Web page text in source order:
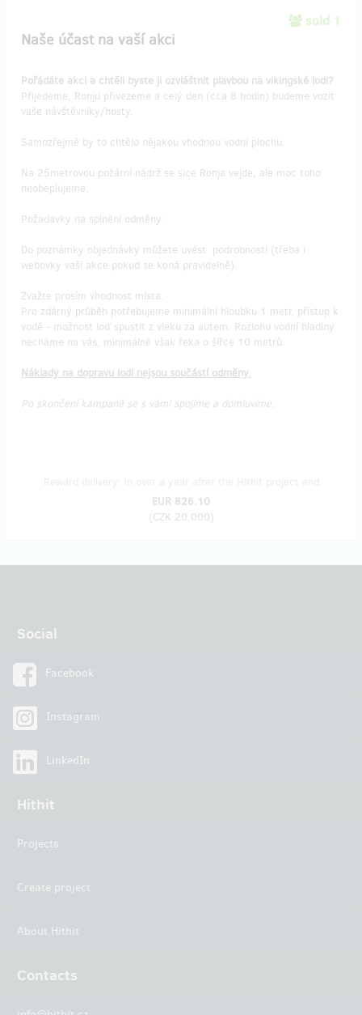
sold 1
Naše účast na vaší akci
Pořádáte akci a chtěli byste ji ozvláštnit plavbou na vikingské lodi?
Přijedeme, Ronju přivezeme a celý den (cca 8 hodin) budeme vozit
vaše návštěvníky/hosty.
Samozřejmě by to chtělo nějakou vhodnou vodní plochu.
Na 25metrovou požární nádrž se sice Ronja vejde, ale moc toho
neobeplujeme.
Požadavky na splnění odměny:
Do poznámky objednávky můžete uvést podrobnosti (třeba i
webovky vaší akce pokud se koná pravidelně).
Zvažte prosím vhodnost místa.
Pro zdárný průběh potřebujeme minimální hloubku 1 metr, přístup k
vodě - možnost loď spustit z vleku za autem. Rozlohu vodní hladiny
necháme na vás, minimálně však řeka o šířce 10 metrů.
Náklady na dopravu lodi nejsou součástí odměny.
Po skončení kampaně se s vámi spojíme a domluvíme.
EUR 826.10
(CZK 20,000)
Social
Facebook
Instagram
LinkedIn
Hithit
Projects
Create project
About Hithit
Contacts